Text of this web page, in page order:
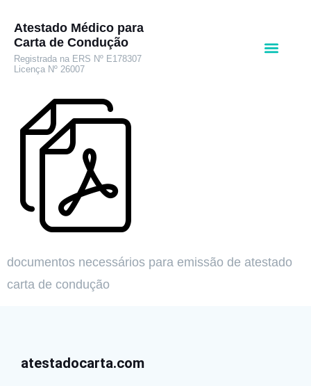
Atestado Médico para
Carta de Condução
Registrada na ERS Nº E178307
Licença Nº 26007
documentos necessários para emissão de atestado
carta de condução
atestadocarta.com